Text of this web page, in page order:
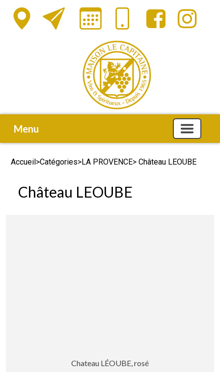
Menu
Accueil>Catégories>LA PROVENCE> Château LEOUBE
Château LEOUBE
Chateau LÉOUBE, rosé